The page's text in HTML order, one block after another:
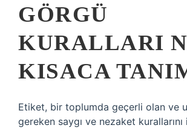
GÖRGÜ
KURALLARI
KISACA
Etiket, bir toplumda geçerli olan ve
gereken saygı ve nezaket